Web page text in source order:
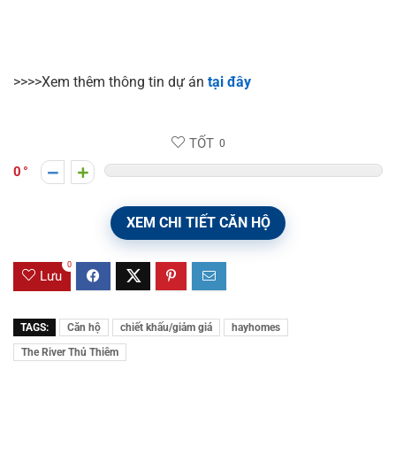
>>>>Xem thêm thông tin dự án tại đây
TỐT 0
0
XEM CHI TIẾT CĂN HỘ
Lưu
0
TAGS: Căn hộ chiết khấu/giảm giá
hayhomes
The River Thủ Thiêm